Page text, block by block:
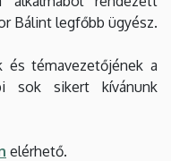
Bálint legfőbb ügyész.
és témavezetőjének a
sok sikert kívánunk
elérhető.